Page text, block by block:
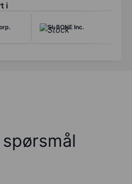
i
SI-BONE Inc.